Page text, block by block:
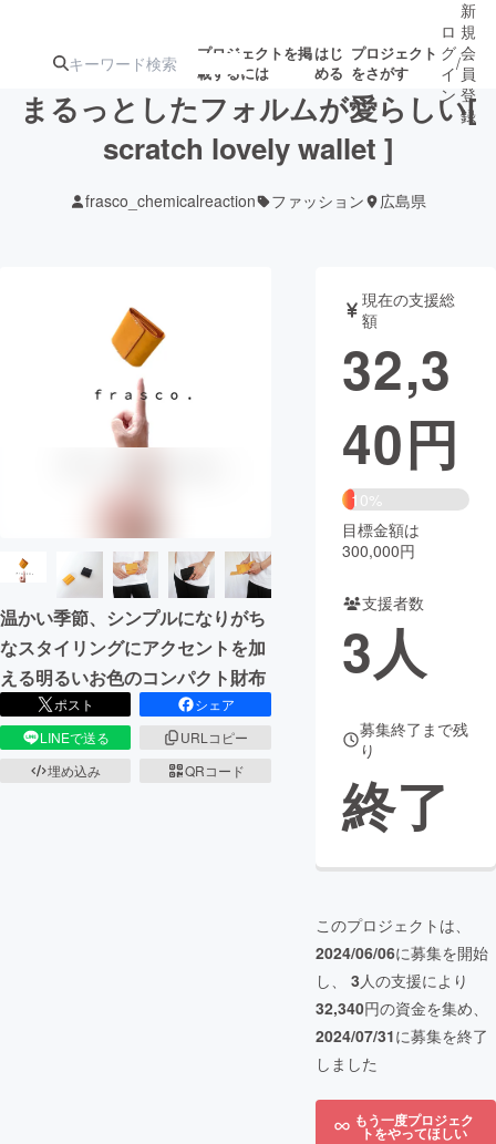
プロジェクトを掲
載するには
はじ
める
プロジェクト
をさがす
ターン
ジェクト
募集終了が近いプ
ロジェクト
もうすぐ公開
されます
音楽
テクノロジー・ガジェット ゲーム・
映像・映画 書籍・雑誌
チャレンジ
まちづくり・地域活性化
CAMPFIRE for Social Good
CAMPFIRE Creation
CAMPFIREふるさと納税machi-ya コミュニティ
ロ
グ
イ
ン
/
新
規
会
員
登
録
まるっとしたフォルムが愛らしい[
scratch lovely wallet ]
frasco_chemicalreaction ファッション 広島県
温かい季節、シンプルになりがち
なスタイリングにアクセントを加
える明るいお色のコンパクト財布
ポスト
シェア
LINEで送る
URLコピー
埋め込み
QRコード
現在の支援総
額
32,3
40円
10%
目標金額は
300,000円
支援者数
3人
募集終了まで残
り
終了
このプロジェクトは、
2024/06/06に募集を開始
し、 3人の支援により
32,340円の資金を集め、
2024/07/31に募集を終了
しました
もう一度プロジェク
トをやってほしい